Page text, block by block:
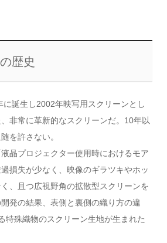
歴史
に誕生し2002年映写用スクリーンとし
非常に革新的なスクリーンだ。10年以
を許さない。
晶プロジェクター使用時におけるモア
損失が少なく、映像のギラツキやホッ
、且つ広視野角の拡散型スクリーンを
発の結果、表側と裏側の織り方の違
特殊織物のスクリーン生地が生まれた